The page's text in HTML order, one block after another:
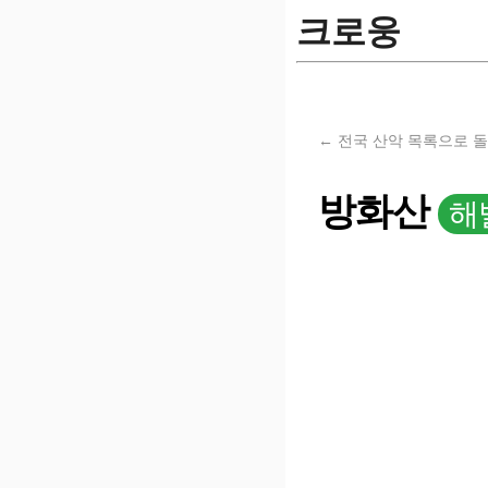
크로웅
← 전국 산악 목록으로
방화산 해